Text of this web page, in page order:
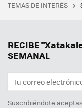
TEMAS DE INTERÉS
RECIBE
SEMANAL
Suscribiéndote